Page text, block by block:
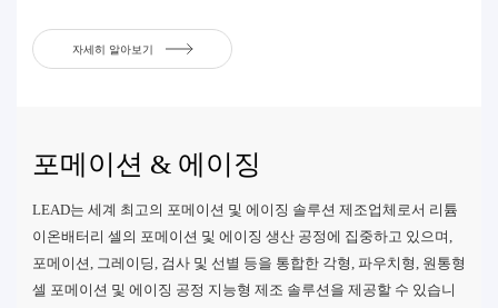
자세히 알아보기
포메이션 & 에이징
LEAD는 세계 최고의 포메이션 및 에이징 솔루션 제조업체로서 리튬
이온배터리 셀의 포메이션 및 에이징 생산 공정에 집중하고 있으며,
포메이션, 그레이딩, 검사 및 선별 등을 통합한 각형, 파우치형, 원통형
셀 포메이션 및 에이징 공정 지능형 제조 솔루션을 제공할 수 있습니